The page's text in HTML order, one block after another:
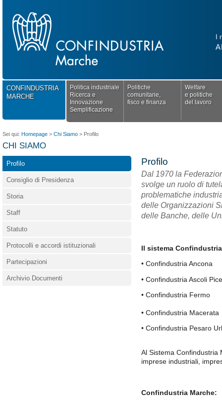
CONFINDUSTRIA
MARCHE
Politica industriale
Ricerca e
Innovazione
Semplificazione
Politiche
comunitarie,
fisco e finanza
Welfare
e politiche
del lavoro
Sei qui: Homepage > Chi Siamo > Profilo
CHI SIAMO
Profilo
Dal 1970 la
svolge un ruolo di
problematiche
delle Organizzazioni
delle Banche, delle
Il sistema
• Confindustria Ancona
• Confindustria Ascoli
• Confindustria Fermo
• Confindustria Macerata
• Confindustria Pesaro
Al Sistema Confindustria
imprese industriali,
Confindustria Marche:
Profilo
Consiglio di Presidenza
Storia
Staff
Statuto
Protocolli e accordi istituzionali
Partecipazioni
Archivio Documenti